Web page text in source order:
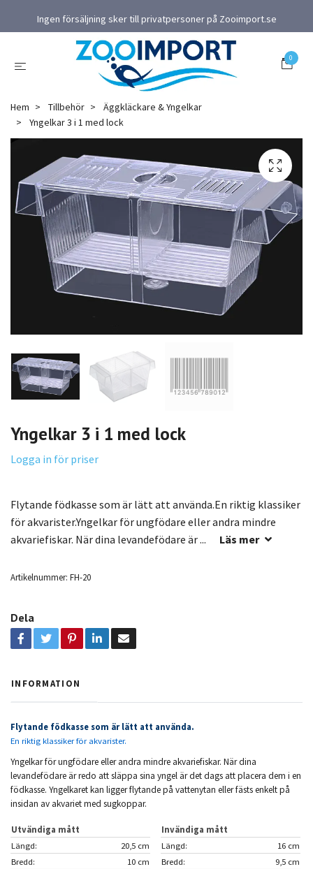
Ingen försäljning sker till privatpersoner på Zooimport.se
0
Hem Tillbehör
Äggkläckare & Yngelkar
Yngelkar 3 i 1 med lock
Yngelkar 3 i 1 med lock
Logga in för priser
Flytande födkasse som är lätt att använda.En riktig klassiker
för akvarister.Yngelkar för ungfödare eller andra mindre
akvariefiskar. När dina levandefödare är ...
Läs mer
Artikelnummer: FH-20
Dela
INFORMATION
Flytande födkasse som är lätt att använda.
En riktig klassiker för akvarister.
Yngelkar för ungfödare eller andra mindre akvariefiskar. När dina
levandefödare är redo att släppa sina yngel är det dags att placera dem i en
födkasse. Yngelkaret kan ligger flytande på vattenytan eller fästs enkelt på
insidan av akvariet med sugkoppar.
Utvändiga mått
Invändiga mått
Längd:
20,5 cm Längd:
16 cm
Bredd:
10 cm Bredd:
9,5 cm